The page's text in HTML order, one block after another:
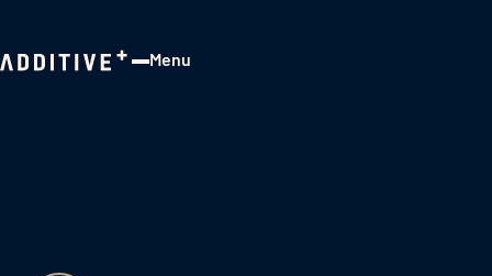
Menu